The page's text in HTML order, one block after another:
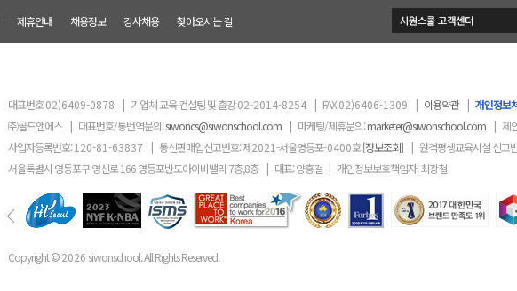
제휴안내 채용정보 강사채용 찾아오시는 길
대표번호02)6409-0878 | 기업체 교육 컨설팅 및 출강02-2014-8254 | FAX02)6406-1309 | 이용약관 | 개인정보
㈜골드앤에스 | 대표번호/통번역문의:siwoncs@siwonschool.com | 마케팅/제휴문의:marketer@siwonschool.com | 제
사업자등록번호:120-81-63837 | 통신판매업신고번호: 제2021-서울영등포-0400호[정보조회] | 원격평생교육시설 신고
서울특별시 영등포구 영신로 166 영등포반도아이비밸리 7층,8층 | 대표: 양홍걸 | 개인정보보호책임자: 최광철
Copyright ©2026 siwonschool. All Rights Reserved.